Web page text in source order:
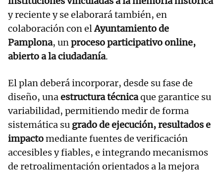
y reciente y se elaborará también, en
colaboración con elAyuntamiento de
Pamplona, unproceso participativo online,
abierto a la ciudadanía.
El plan deberá incorporar, desde su fase de
diseño, unaestructura técnicaque garantice su
variabilidad, permitiendo medir de forma
sistemática su grado de ejecución, resultados e
impactomediante fuentes de verificación
accesibles y fiables, e integrando mecanismos
de retroalimentación orientados a la mejora